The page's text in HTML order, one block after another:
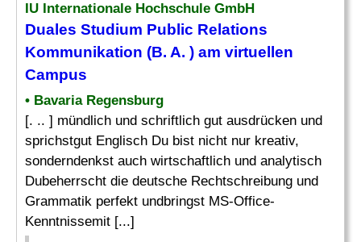
IU Internationale Hochschule GmbH
Duales Studium Public Relations
Kommunikation (B. A. ) am virtuellen
Campus
• Bavaria Regensburg
[. .. ] mündlich und schriftlich gut ausdrücken und
sprichstgut Englisch Du bist nicht nur kreativ,
sonderndenkst auch wirtschaftlich und analytisch
Dubeherrscht die deutsche Rechtschreibung und
Grammatik perfekt undbringst MS-Office-
Kenntnissemit [...]